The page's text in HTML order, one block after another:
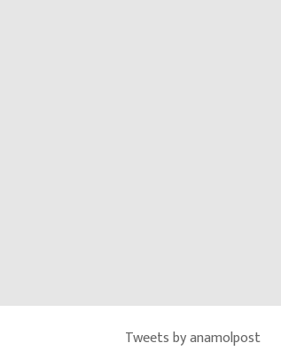
Tweets by anamolpost